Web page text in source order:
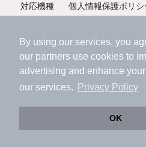
By using our services, you
our partners use cookies to
advertising and enhance
our services.
Privacy Policy
OK
アプリに切り替えて、サク
会員登録なしですぐ使える。
対応機種 個人情報保護ポリシ
©NIFTY